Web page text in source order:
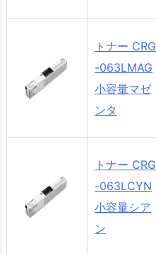
トナー CRG
-063LMAG
小容量マゼ
ンタ
トナー CRG
-063LCYN
小容量シア
ン